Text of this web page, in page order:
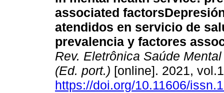
associated factors
atendidos en servicio de
prevalencia y factores
Rev. Eletrônica Saúde
(Ed. port.) [online]. 2021,
https://doi.org/10.11606/